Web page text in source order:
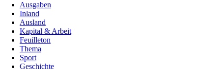
Ausgaben
Inland
Ausland
Kapital & Arbeit
Feuilleton
Thema
Sport
Geschichte